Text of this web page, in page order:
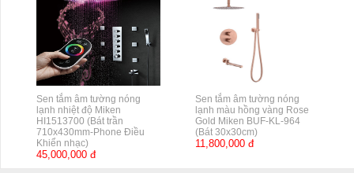
Sen tắm âm tường nóng
lạnh nhiệt độ Miken
HI1513700 (Bát trần
710x430mm-Phone Điều
Khiển nhạc)
45,000,000 đ
Sen tắm âm tường nóng
lạnh màu hồng vàng Rose
Gold Miken BUF-KL-964
(Bát 30x30cm)
11,800,000 đ